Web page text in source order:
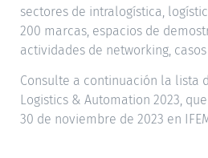
sectores de intralogística,
200 marcas, espacios de
actividades de networking,
Consulte a continuación la lista
Logistics & Automation 2023,
30 de noviembre de 2023 en